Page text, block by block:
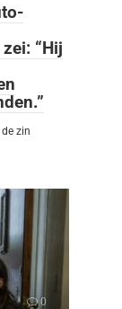
“Hij
zin
0